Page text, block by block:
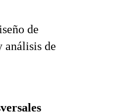
de
análisis de